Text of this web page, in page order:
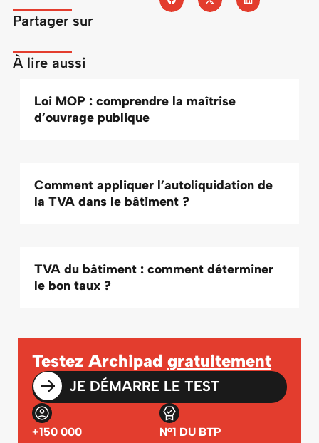
Partager sur
À lire aussi
Loi MOP : comprendre la maîtrise
d’ouvrage publique
Comment appliquer l’autoliquidation de
la TVA dans le bâtiment ?
TVA du bâtiment : comment déterminer
le bon taux ?
Testez Archipad gratuitement
JE DÉMARRE LE TEST
+150 000 N°1 DU BTP